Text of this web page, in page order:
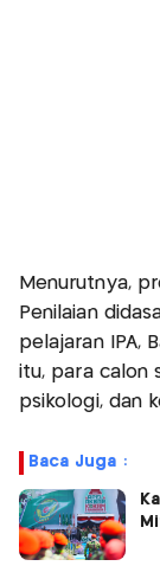
Menurutnya,
Penilaian
pelajaran IPA,
itu, para calon
psikologi, dan
Baca Juga :